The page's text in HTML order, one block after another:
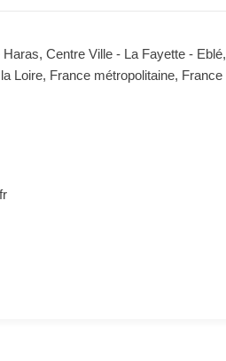
Centre Ville - La Fayette - Eblé,
Loire, France métropolitaine, France